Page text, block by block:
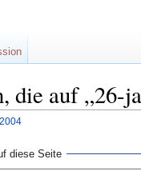
die auf „26-
diese Seite